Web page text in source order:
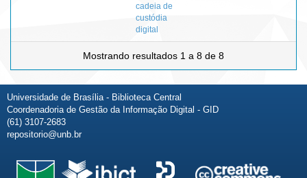
cadeia de
custódia
digital
Mostrando resultados 1 a 8 de 8
Universidade de Brasília - Biblioteca Central
Coordenadoria de Gestão da Informação Digital - GID
(61) 3107-2683
repositorio@unb.br